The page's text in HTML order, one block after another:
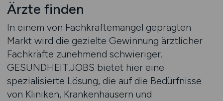
Ärzte finden
In einem von Fachkräftemangel geprägten
Markt wird die gezielte Gewinnung ärztlicher
Fachkräfte zunehmend schwieriger.
GESUNDHEIT.JOBS bietet hier eine
spezialisierte Lösung, die auf die Bedürfnisse
von Kliniken, Krankenhäusern und